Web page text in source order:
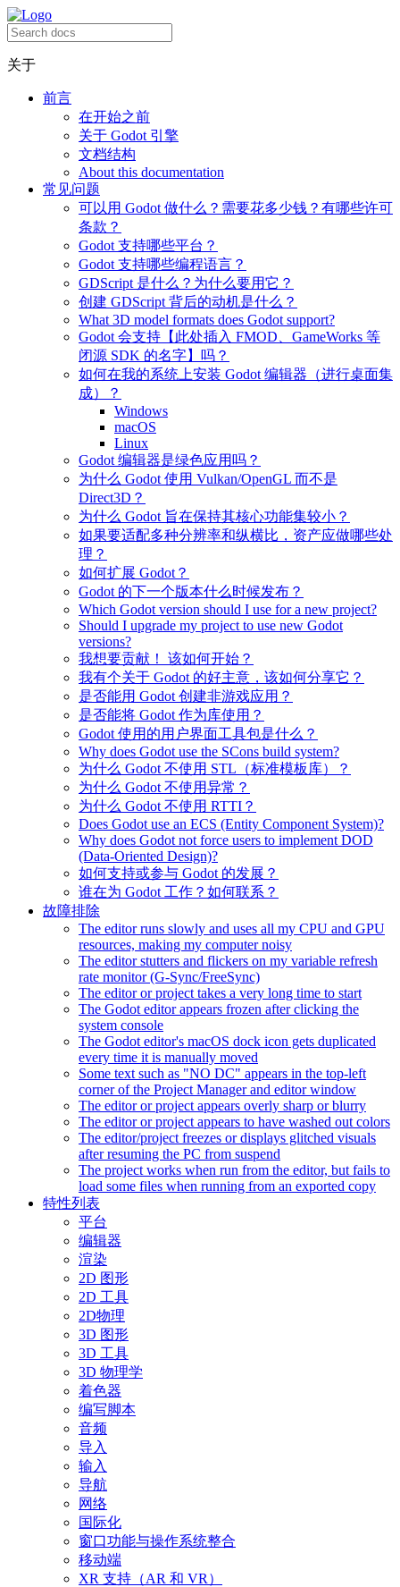
关于
前言
在开始之前
关于 Godot 引擎
文档结构
About this documentation
常见问题
可以用 Godot 做什么？需要花多少钱？有哪些许可
条款？
Godot 支持哪些平台？
Godot 支持哪些编程语言？
GDScript 是什么？为什么要用它？
创建 GDScript 背后的动机是什么？
What 3D model formats does Godot support?
Godot 会支持【此处插入 FMOD、GameWorks 等
闭源 SDK 的名字】吗？
如何在我的系统上安装 Godot 编辑器（进行桌面集
成）？
Windows
macOS
Linux
Godot 编辑器是绿色应用吗？
为什么 Godot 使用 Vulkan/OpenGL 而不是
Direct3D？
为什么 Godot 旨在保持其核心功能集较小？
如果要适配多种分辨率和纵横比，资产应做哪些处
理？
如何扩展 Godot？
Godot 的下一个版本什么时候发布？
Which Godot version should I use for a new project?
Should I upgrade my project to use new Godot
versions?
我想要贡献！ 该如何开始？
我有个关于 Godot 的好主意，该如何分享它？
是否能用 Godot 创建非游戏应用？
是否能将 Godot 作为库使用？
Godot 使用的用户界面工具包是什么？
Why does Godot use the SCons build system?
为什么 Godot 不使用 STL（标准模板库）？
为什么 Godot 不使用异常？
为什么 Godot 不使用 RTTI？
Does Godot use an ECS (Entity Component System)?
Why does Godot not force users to implement DOD
(Data-Oriented Design)?
如何支持或参与 Godot 的发展？
谁在为 Godot 工作？如何联系？
故障排除
The editor runs slowly and uses all my CPU and GPU
resources, making my computer noisy
The editor stutters and flickers on my variable refresh
rate monitor (G-Sync/FreeSync)
The editor or project takes a very long time to start
The Godot editor appears frozen after clicking the
system console
The Godot editor's macOS dock icon gets duplicated
every time it is manually moved
Some text such as "NO DC" appears in the top-left
corner of the Project Manager and editor window
The editor or project appears overly sharp or blurry
The editor or project appears to have washed out colors
The editor/project freezes or displays glitched visuals
after resuming the PC from suspend
The project works when run from the editor, but fails to
load some files when running from an exported copy
特性列表
平台
编辑器
渲染
2D 图形
2D 工具
2D物理
3D 图形
3D 工具
3D 物理学
着色器
编写脚本
音频
导入
输入
导航
网络
国际化
窗口功能与操作系统整合
移动端
XR 支持（AR 和 VR）